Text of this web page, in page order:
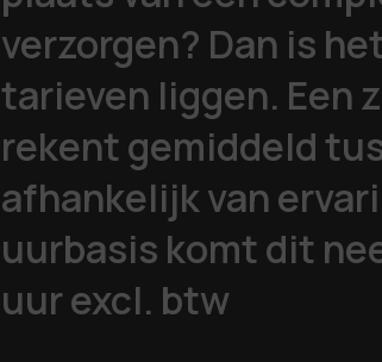
verzorgen? Dan is
tarieven liggen. Een
rekent gemiddeld
afhankelijk van
uurbasis komt dit
uur excl. btw